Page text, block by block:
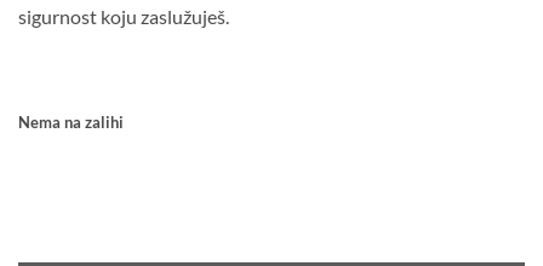
sigurnost koju zaslužuješ.
Nema na zalihi